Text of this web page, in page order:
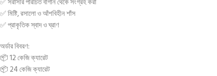
✅ মিষ্টি, রসালো ও আঁশবিহীন শাঁস
✅ প্রাকৃতিক স্বাদ ও ঘ্রাণ
অর্ডার বিবরণ:
📦 12 কেজি ক্যারেট
📦 24 কেজি ক্যারেট